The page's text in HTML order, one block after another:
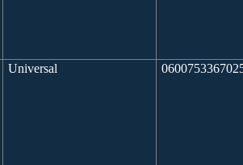
Universal